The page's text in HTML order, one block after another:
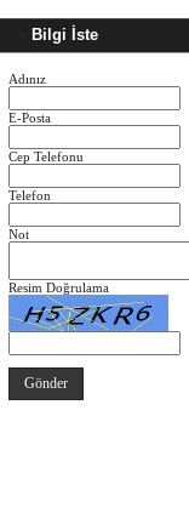
Bilgi İste
Adınız
E-Posta
Cep Telefonu
Telefon
Not
Resim Doğrulama